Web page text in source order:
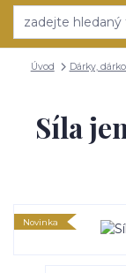
Úvod Dárky,
Síla
Novinka